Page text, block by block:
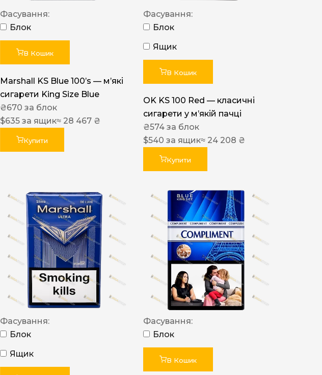
Фасування:
Блок
В Кошик
Marshall KS Blue 100’s — м’які
сигарети King Size Blue
₴670 за блок
$635 за ящик≈ 28 467 ₴
Купити
Фасування:
Блок
Ящик
В Кошик
OK KS 100 Red — класичні
сигарети у м’якій пачці
₴574 за блок
$540 за ящик≈ 24 208 ₴
Купити
Фасування:
Блок
Ящик
Фасування:
Блок
В Кошик